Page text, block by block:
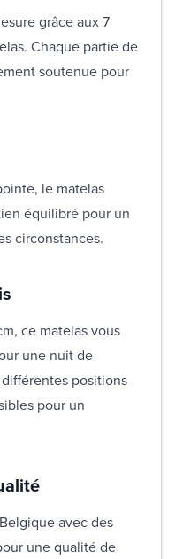
grâce aux 7
Chaque partie de
soutenue pour
le matelas
équilibré pour un
circonstances.
ce matelas vous
une nuit de
positions
pour un
avec des
une qualité de